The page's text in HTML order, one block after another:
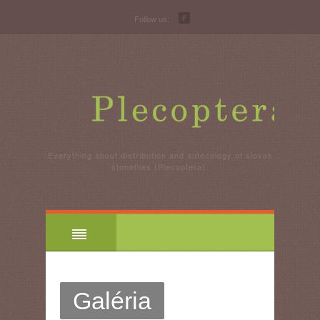
Follow us:
Everything about distribution and autecology of slovak
stoneflies (Plecoptera).
Galéria